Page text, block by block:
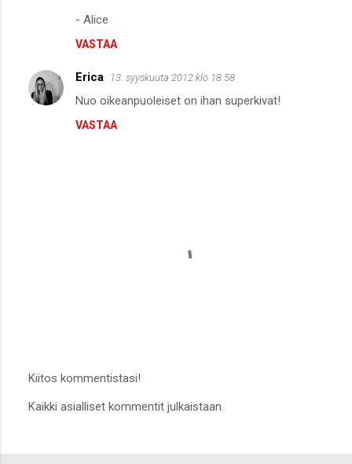
- Alice
VASTAA
Erica 13. syyskuuta 2012 klo 18.58
Nuo oikeanpuoleiset on ihan superkivat!
VASTAA
ä
Kiitos kommentistasi!
Kaikki asialliset kommentit julkaistaan.